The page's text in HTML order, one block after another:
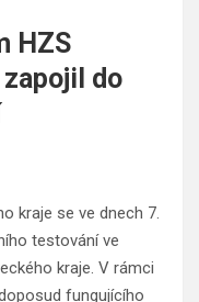
HZS
do
kraje se ve dnech 7.
testování ve
kraje. V rámci
fungujícího